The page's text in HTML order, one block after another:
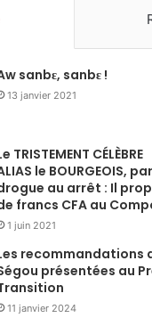
sanbɛ, sanbɛ !
13 janvier 2021
TRISTEMENT CÉLÈBRE
le BOURGEOIS,
au arrêt : Il
francs CFA au
1 juin 2021
recommandations
présentées au
11 janvier 2024